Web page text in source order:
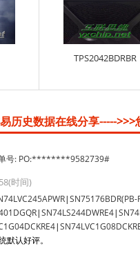
TPS2042BDRBR
历史数据在线分享-----
号: PO:********9582739#
时间)
|SN75176BDR(PB-
|SN74LS244DWRE4|
|
默认好评。